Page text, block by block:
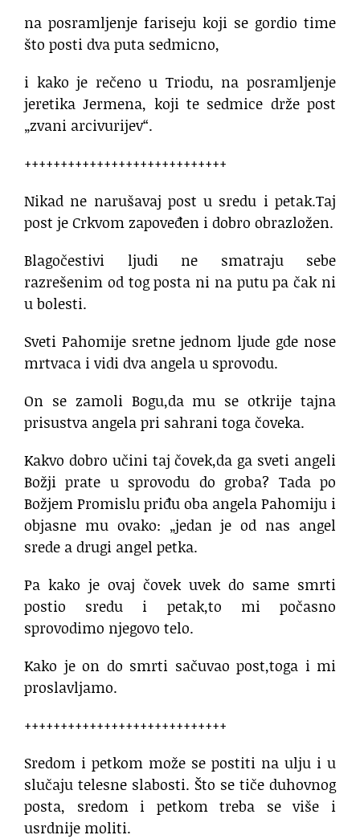
na posramljenje fariseju koji se gordio time
što posti dva puta sedmicno,
i kako je rečeno u Triodu, na posramljenje
jeretika Jermena, koji te sedmice drže post
„zvani arcivurijev“.
++++++++++++++++++++++++++++
Nikad ne narušavaj post u sredu i petak.Taj
post je Crkvom zapoveđen i dobro obrazložen.
Blagočestivi ljudi ne smatraju sebe
razrešenim od tog posta ni na putu pa čak ni
u bolesti.
Sveti Pahomije sretne jednom ljude gde nose
mrtvaca i vidi dva angela u sprovodu.
On se zamoli Bogu,da mu se otkrije tajna
prisustva angela pri sahrani toga čoveka.
Kakvo dobro učini taj čovek,da ga sveti angeli
Božji prate u sprovodu do groba? Tada po
Božjem Promislu priđu oba angela Pahomiju i
objasne mu ovako: „jedan je od nas angel
srede a drugi angel petka.
Pa kako je ovaj čovek uvek do same smrti
postio sredu i petak,to mi počasno
sprovodimo njegovo telo.
Kako je on do smrti sačuvao post,toga i mi
proslavljamo.
++++++++++++++++++++++++++++
Sredom i petkom može se postiti na ulju i u
slučaju telesne slabosti. Što se tiče duhovnog
posta, sredom i petkom treba se više i
usrdnije moliti.